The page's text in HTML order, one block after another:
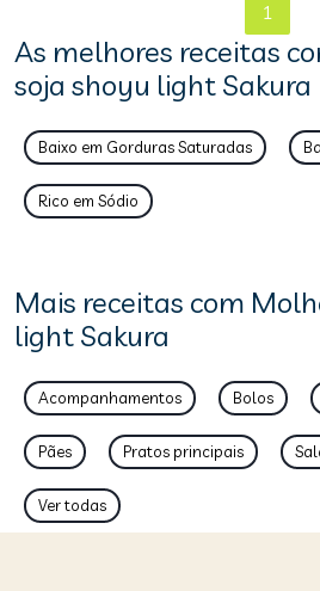
1
As melhores receitas
soja shoyu light Sakura
Baixo em Gorduras Saturadas
Rico em Sódio
Mais receitas com
light Sakura
Acompanhamentos Bolos
Pães Pratos principais
Ver todas